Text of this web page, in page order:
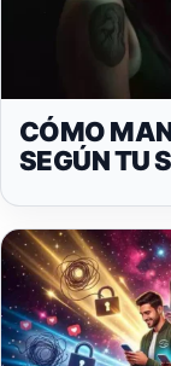
CÓMO
SEGÚN TU